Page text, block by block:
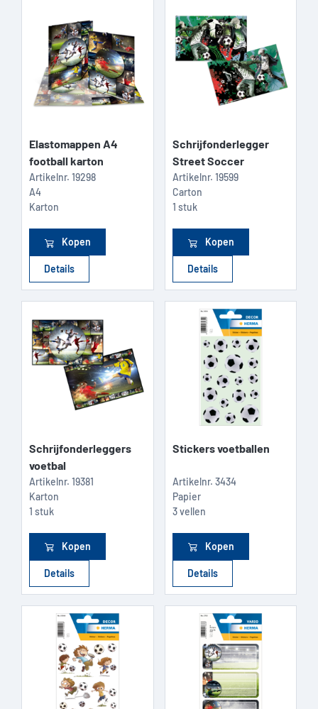
Elastomappen A4
football karton
Artikelnr. 19298
A4
Karton
Kopen
Details
Schrijfonderlegger
Street Soccer
Artikelnr. 19599
Carton
1 stuk
Kopen
Details
Schrijfonderleggers
voetbal
Artikelnr. 19381
Karton
1 stuk
Kopen
Details
Stickers voetballen
Artikelnr. 3434
Papier
3 vellen
Kopen
Details